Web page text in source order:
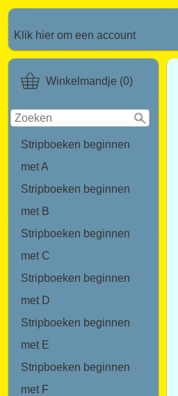
Klik hier om een account
Winkelmandje (0)
Stripboeken beginnen
met A
Stripboeken beginnen
met B
Stripboeken beginnen
met C
Stripboeken beginnen
met D
Stripboeken beginnen
met E
Stripboeken beginnen
met F